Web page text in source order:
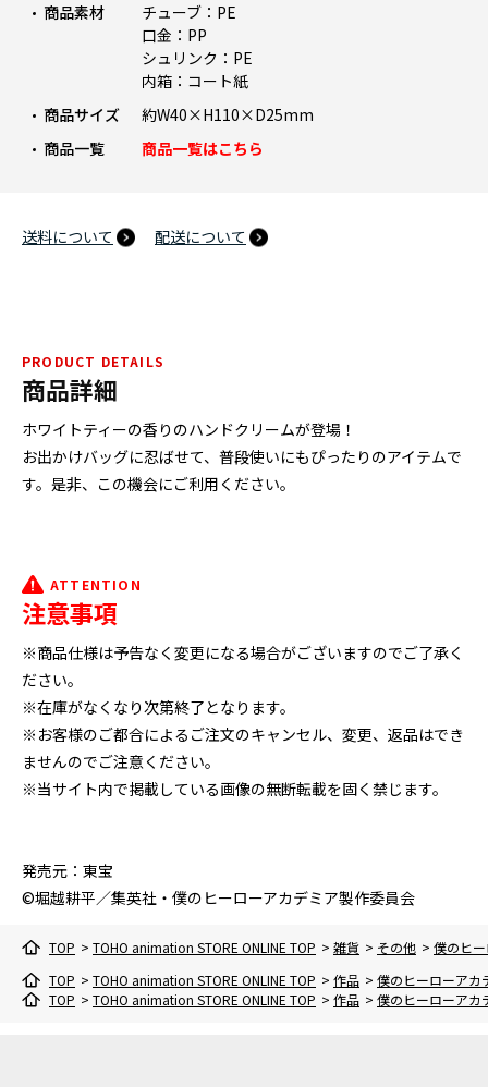
商品素材
チューブ：PE
口金：PP
シュリンク：PE
内箱：コート紙
商品サイズ
約W40×H110×D25mm
商品一覧
商品一覧はこちら
送料について 配送について
PRODUCT DETAILS
商品詳細
ホワイトティーの香りのハンドクリームが登場！
お出かけバッグに忍ばせて、普段使いにもぴったりのアイテムで
す。是非、この機会にご利用ください。
ATTENTION
注意事項
※商品仕様は予告なく変更になる場合がございますのでご了承く
ださい。
※在庫がなくなり次第終了となります。
※お客様のご都合によるご注文のキャンセル、変更、返品はでき
ませんのでご注意ください。
※当サイト内で掲載している画像の無断転載を固く禁じます。
発売元：東宝
©堀越耕平／集英社・僕のヒーローアカデミア製作委員会
TOP > TOHO animation STORE ONLINE TOP > 雑貨 > その他 > 僕のヒ
TOP > TOHO animation STORE ONLINE TOP > 作品 > 僕のヒーローアカ
TOP > TOHO animation STORE ONLINE TOP > 作品 > 僕のヒーローアカ